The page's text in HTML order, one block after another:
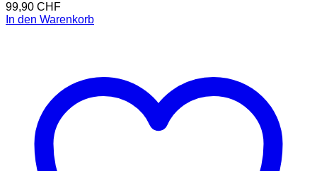
99,90 CHF
In den Warenkorb